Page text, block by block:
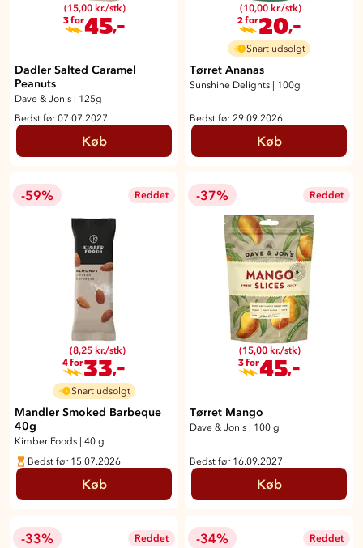
(15,00 kr./stk)
3 for45,-
Dadler Salted Caramel
Peanuts
Dave & Jon's | 125g
Bedst før 07.07.2027
Køb
(10,00 kr./stk)
2 for20,-
Snart udsolgt
Tørret Ananas
Sunshine Delights | 100g
Bedst før 29.09.2026
Køb
-59% Reddet
(8,25 kr./stk)
4 for33,-
Snart udsolgt
Mandler Smoked Barbeque
40g
Kimber Foods
40 g
Bedst før 15.07.2026
Køb
-37% Reddet
(15,00 kr./stk)
3 for45,-
Tørret Mango
Dave & Jon's 100 g
Bedst før 16.09.2027
Køb
-33% Reddet -34% Reddet